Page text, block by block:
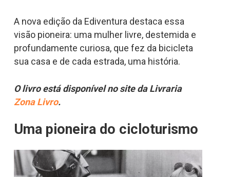
A nova edição da Ediventura destaca essa
visão pioneira: uma mulher livre, destemida e
profundamente curiosa, que fez da bicicleta
sua casa e de cada estrada, uma história.
O livro está disponível no site da Livraria
Zona Livro.
Uma pioneira do cicloturismo